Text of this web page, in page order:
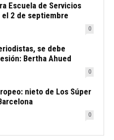
Escuela de Servicios
2 de septiembre
0
se debe
Bertha Ahued
0
nieto de Los Súper
0